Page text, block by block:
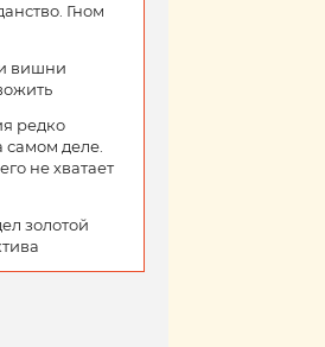
Гном
вишни
редко
самом деле.
не хватает
золотой